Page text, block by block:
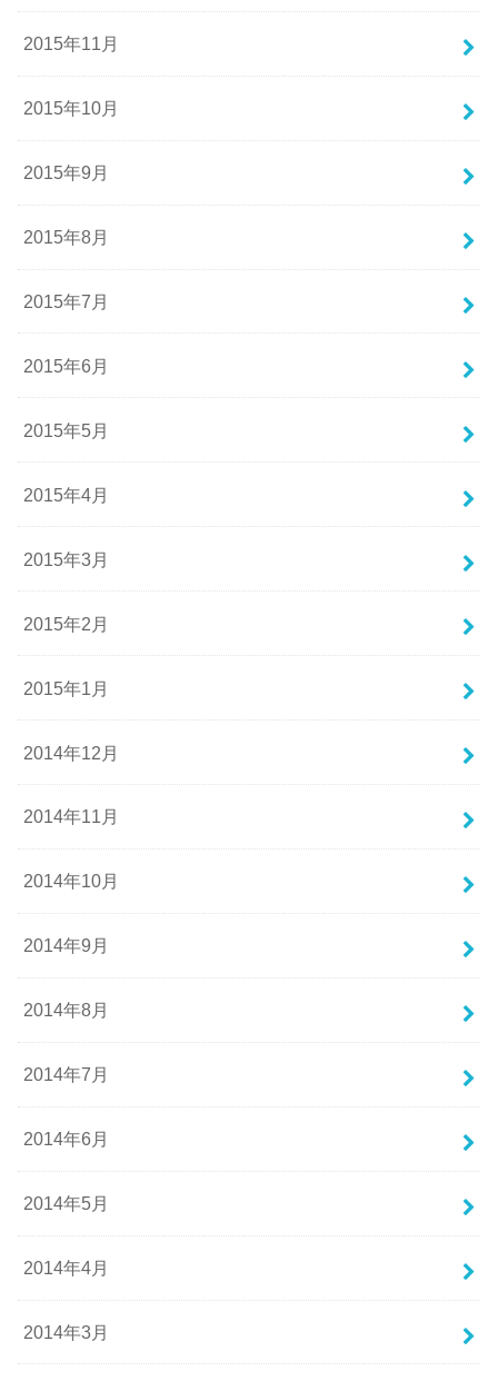
2015年11月
2015年10月
2015年9月
2015年8月
2015年7月
2015年6月
2015年5月
2015年4月
2015年3月
2015年2月
2015年1月
2014年12月
2014年11月
2014年10月
2014年9月
2014年8月
2014年7月
2014年6月
2014年5月
2014年4月
2014年3月